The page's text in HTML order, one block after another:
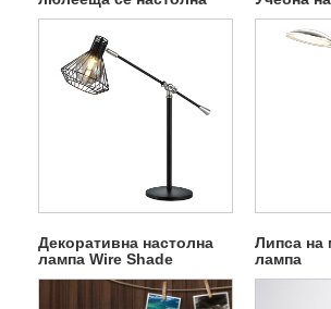
лампа
Декоративна настолна
лампа Wire Shade
Липса на
лампа